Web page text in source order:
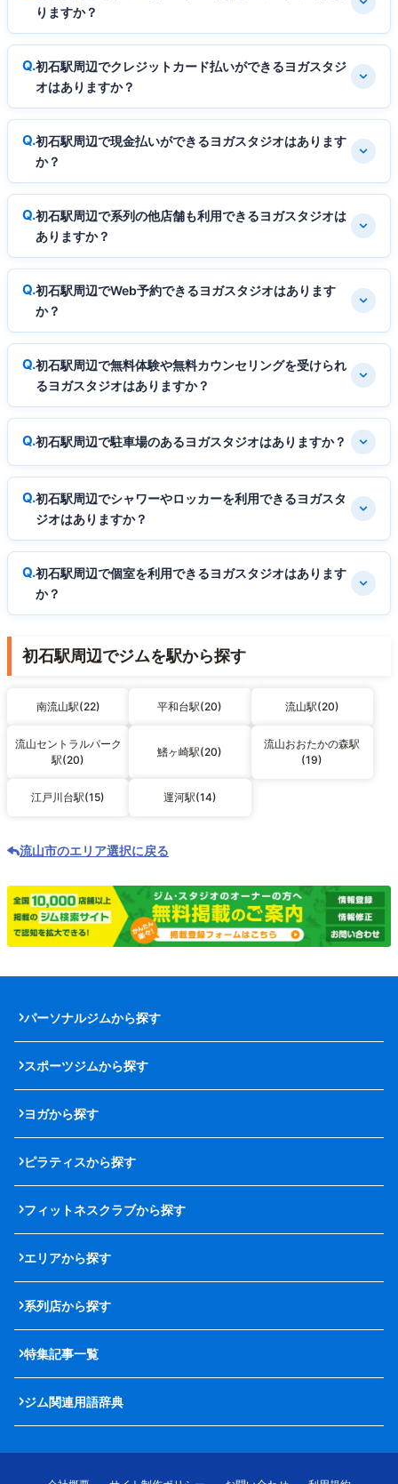
りますか？
初石駅周辺でクレジットカード払いができるヨガスタジ
オはありますか？
初石駅周辺で現金払いができるヨガスタジオはあります
か？
初石駅周辺で系列の他店舗も利用できるヨガスタジオは
ありますか？
初石駅周辺でWeb予約できるヨガスタジオはあります
か？
初石駅周辺で無料体験や無料カウンセリングを受けられ
るヨガスタジオはありますか？
初石駅周辺で駐車場のあるヨガスタジオはありますか？
初石駅周辺でシャワーやロッカーを利用できるヨガスタ
ジオはありますか？
初石駅周辺で個室を利用できるヨガスタジオはあります
か？
初石駅周辺でジムを駅から探す
南流山駅(22) 平和台駅(20) 流山駅(20)
流山セントラルパーク
駅(20)
鰭ヶ崎駅(20)
流山おおたかの森駅
(19)
江戸川台駅(15) 運河駅(14)
流山市のエリア選択に戻る
パーソナルジムから探す
スポーツジムから探す
ヨガから探す
ピラティスから探す
フィットネスクラブから探す
エリアから探す
系列店から探す
特集記事一覧
ジム関連用語辞典